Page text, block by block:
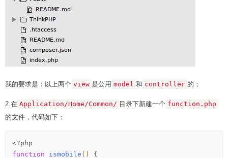
我的要求是：以上两个 view 是公用 model 和 controller 的；
2.在 Application/Home/Common/ 目录下新建一个 function.php
的文件，代码如下：
<?php
function
ismobile () {